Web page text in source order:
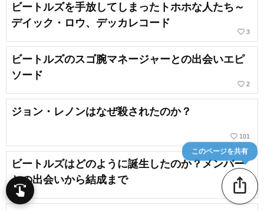
ビートルズを手放してしまったトホホな人たち～
デイック・ロウ、デッカレコード
favorite_border 3
ビートルズのスゴ腕マネージャーとの出会いエピ
ソード
favorite_border 2
ジョン・レノンはなぜ殺されたのか？
favorite_border 101
ビートルズはどのように誕生したのか？メンバー
との出会いから結成まで
favorite_border
ios_share
このページを共有
swipe